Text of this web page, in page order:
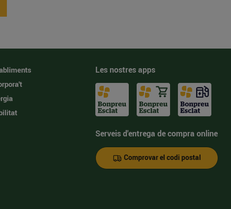
Les nostres apps
Serveis d'entrega de compra online
Comprovar el codi postal